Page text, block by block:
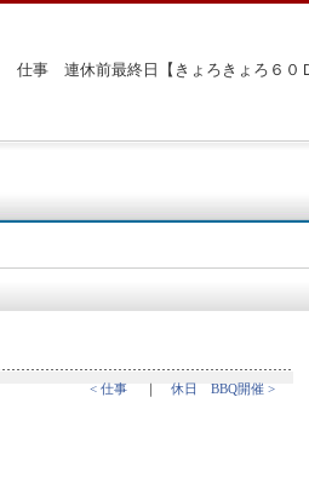
仕事 連休前最終日【きょろきょろ６０
< 仕事 ｜ 休日 BBQ開催 >